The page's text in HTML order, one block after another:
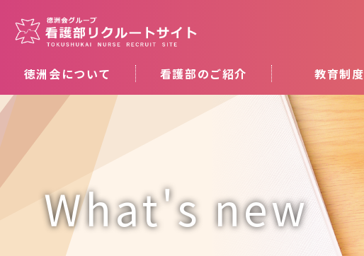
徳洲会について 看護部のご紹介 教育制度
What's new